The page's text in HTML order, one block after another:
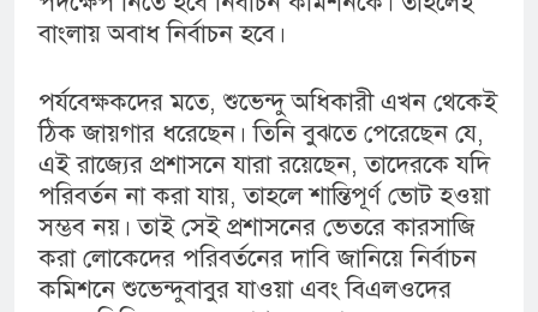
বাংলায় অবাধ নির্বাচন হবে।
পর্যবেক্ষকদের মতে, শুভেন্দু অধিকারী এখন থেকেই
ঠিক জায়গার ধরেছেন। তিনি বুঝতে পেরেছেন যে,
এই রাজ্যের প্রশাসনে যারা রয়েছেন, তাদেরকে যদি
পরিবর্তন না করা যায়, তাহলে শান্তিপূর্ণ ভোট হওয়া
সম্ভব নয়‌। তাই সেই প্রশাসনের ভেতরে কারসাজি
করা লোকেদের পরিবর্তনের দাবি জানিয়ে নির্বাচন
কমিশনে শুভেন্দুবাবুর যাওয়া এবং বিএলওদের